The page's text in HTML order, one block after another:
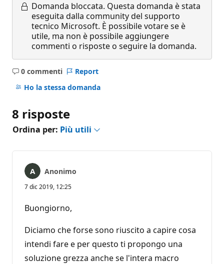
Domanda bloccata. Questa domanda è stata
eseguita dalla community del supporto
tecnico Microsoft. È possibile votare se è
utile, ma non è possibile aggiungere
commenti o risposte o seguire la domanda.
0 commenti
Nessun
commento
Report
Ho la stessa domanda
8 risposte
Ordina per: Più utili
Anonimo
7 dic 2019, 12:25
Buongiorno,
Diciamo che forse sono riuscito a capire cosa
intendi fare e per questo ti propongo una
soluzione grezza anche se l'intera macro